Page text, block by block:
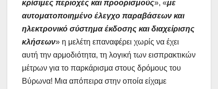
κρίσιμες περιοχές και προορισμούς», «με
αυτοματοποιημένο έλεγχο παραβάσεων και
ηλεκτρονικό σύστημα έκδοσης και διαχείρισης
κλήσεων» η μελέτη επαναφέρει χωρίς να έχει
αυτή την αρμοδιότητα, τη λογική των εισπρακτικών
μέτρων για το παρκάρισμα στους δρόμους του
Βύρωνα! Μια απόπειρα στην οποία είχαμε